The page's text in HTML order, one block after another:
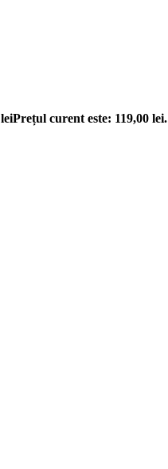
leiPrețul curent este: 119,00 lei.